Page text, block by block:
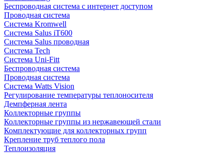
Беспроводная система с интернет доступом
Проводная система
Система Kromwell
Система Salus iT600
Система Salus проводная
Система Tech
Система Uni-Fitt
Беспроводная система
Проводная система
Система Watts Vision
Регулирование температуры теплоносителя
Демпферная лента
Коллекторные группы
Коллекторные группы из нержавеющей стали
Комплектующие для коллекторных групп
Крепление труб теплого пола
Теплоизоляция